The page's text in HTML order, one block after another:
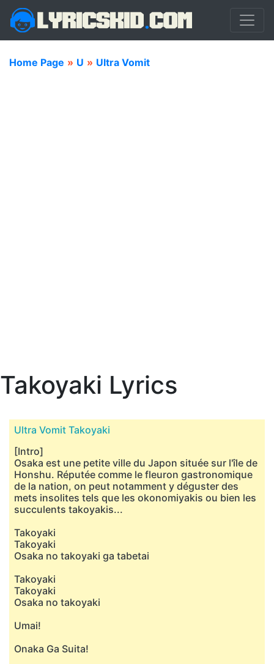
Home Page » U » Ultra Vomit
Takoyaki Lyrics
Ultra Vomit Takoyaki
[Intro]
Osaka est une petite ville du Japon située sur l'île de
Honshu. Réputée comme le fleuron gastronomique
de la nation, on peut notamment y déguster des
mets insolites tels que les okonomiyakis ou bien les
succulents takoyakis...
Takoyaki
Takoyaki
Osaka no takoyaki ga tabetai
Takoyaki
Takoyaki
Osaka no takoyaki
Umai!
Onaka Ga Suita!